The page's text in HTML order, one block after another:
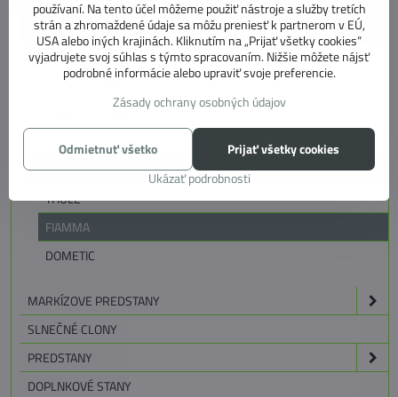
MARKÍZY
STENOVÉ MARKÍZY
STREŠNÉ MARKÍZY
MARKÍZY PRE MINIVANY A CAMPERVANY
ADAPTÉRY
THULE
FIAMMA
DOMETIC
MARKÍZOVE PREDSTANY
SLNEČNÉ CLONY
PREDSTANY
DOPLNKOVÉ STANY
používaní. Na tento účel môžeme použiť nástroje a služby tretích
strán a zhromaždené údaje sa môžu preniesť k partnerom v EÚ,
USA alebo iných krajinách. Kliknutím na „Prijať všetky cookies“
vyjadrujete svoj súhlas s týmto spracovaním. Nižšie môžete nájsť
podrobné informácie alebo upraviť svoje preferencie.
Zásady ochrany osobných údajov
Ukázať podrobnosti
Prijať všetky cookies
Odmietnuť všetko